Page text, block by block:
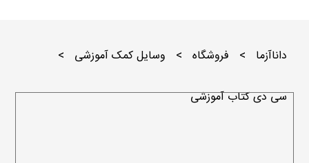
داناآزما > فروشگاه > وسایل کمک آموزشی >
سی دی کتاب آموزشی